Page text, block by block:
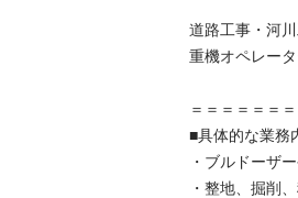
道路工事・河
重機オペレー
＝＝＝＝＝＝
■具体的な業務
・ブルドーザ
・整地、掘削